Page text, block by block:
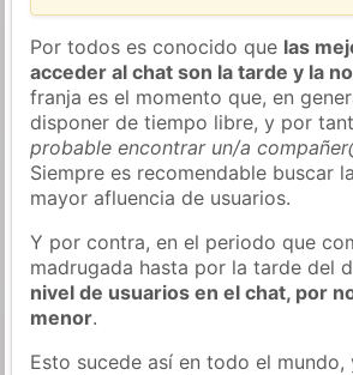
Por todos es conocido que las
acceder al chat son la tarde y la
franja es el momento que, en
disponer de tiempo libre, y por
probable encontrar un/a
Siempre es recomendable buscar
mayor afluencia de usuarios.
Y por contra, en el periodo que
madrugada hasta por la tarde del
nivel de usuarios en el chat, por
menor.
Esto sucede así en todo el mundo,